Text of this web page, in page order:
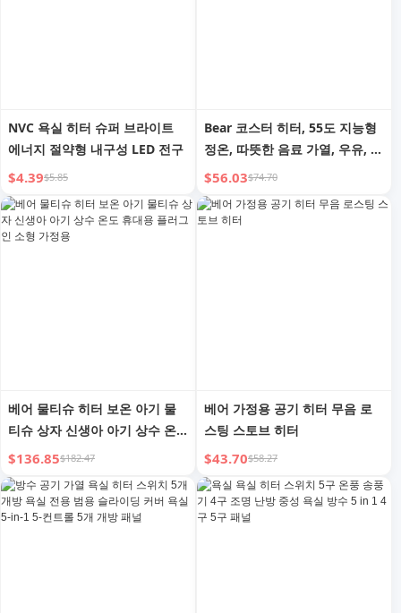
NVC 욕실 히터 슈퍼 브라이트
에너지 절약형 내구성 LED 전구
$4.39$5.85
Bear 코스터 히터, 55도 지능형
정온, 따뜻한 음료 가열, 우유, 편
리한 가젯, 물컵, 자동 보온, 미니
베이스
$56.03$74.70
베어 물티슈 히터 보온 아기 물
티슈 상자 신생아 아기 상수 온
도 휴대용 플러그인 소형 가정용
$136.85$182.47
베어 가정용 공기 히터 무음 로
스팅 스토브 히터
$43.70$58.27